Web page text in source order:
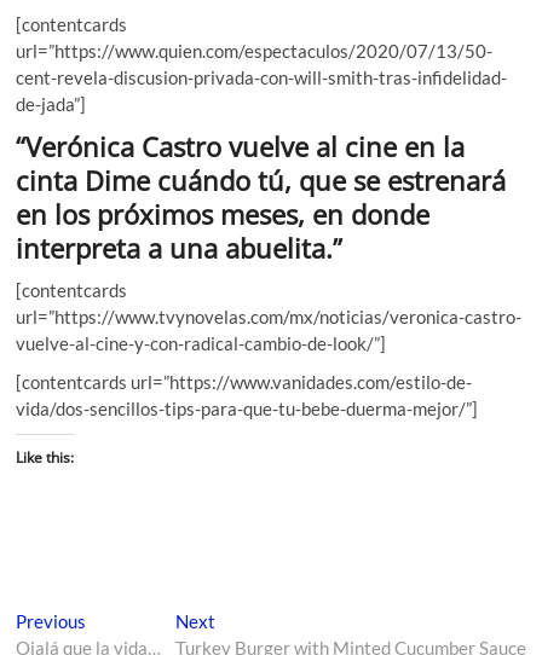
[contentcards
url=”https://www.quien.com/espectaculos/2020/07/13/50-
cent-revela-discusion-privada-con-will-smith-tras-infidelidad-
de-jada”]
“Verónica Castro vuelve al cine en la
cinta Dime cuándo tú, que se estrenará
en los próximos meses, en donde
interpreta a una abuelita.”
[contentcards
url=”https://www.tvynovelas.com/mx/noticias/veronica-castro-
vuelve-al-cine-y-con-radical-cambio-de-look/”]
[contentcards url=”https://www.vanidades.com/estilo-de-
vida/dos-sencillos-tips-para-que-tu-bebe-duerma-mejor/”]
Like this:
Previous
Ojalá que la vida…
Next
Turkey Burger with Minted Cucumber Sauce